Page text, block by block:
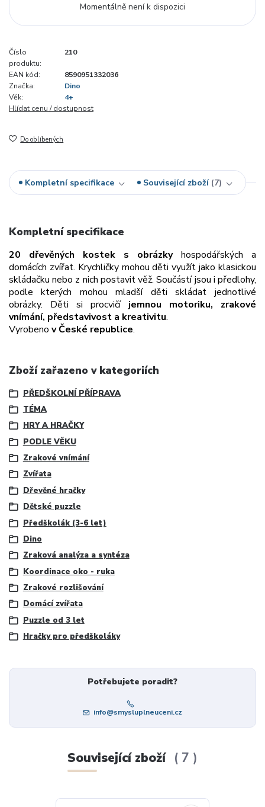
Momentálně není k dispozici
Číslo
produktu:
210
EAN kód:
8590951332036
Značka:
Dino
Věk:
4+
Hlídat cenu / dostupnost
Do oblíbených
Kompletní specifikace Související zboží 7
Kompletní specifikace
20 dřevěných kostek s obrázkyhospodářských a
domácích zvířat. Krychličky mohou děti využít jako klasickou
skládačku nebo z nich postavit věž. Součástí jsou i předlohy,
podle kterých mohou mladší děti skládat jednotlivé
obrázky. Děti si procvičí jemnou motoriku, zrakové
vnímání, představivost a kreativitu.
Vyrobeno v České republice.
Zboží zařazeno v kategoriích
PŘEDŠKOLNÍ PŘÍPRAVA
TÉMA
HRY A HRAČKY
PODLE VĚKU
Zrakové vnímání
Zvířata
Dřevěné hračky
Dětské puzzle
Předškolák (3-6 let)
Dino
Zraková analýza a syntéza
Koordinace oko - ruka
Zrakové rozlišování
Domácí zvířata
Puzzle od 3 let
Hračky pro předškoláky
Potřebujete poradit?
info@smysluplneuceni.cz
Související zboží 7